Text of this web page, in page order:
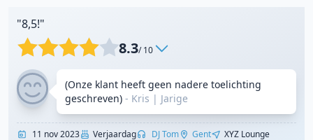
"8,5!"
8.3/ 10
(Onze klant heeft geen nadere toelichting
geschreven) - Kris | Jarige
11 nov 2023 Verjaardag DJ Tom Gent XYZ Lounge